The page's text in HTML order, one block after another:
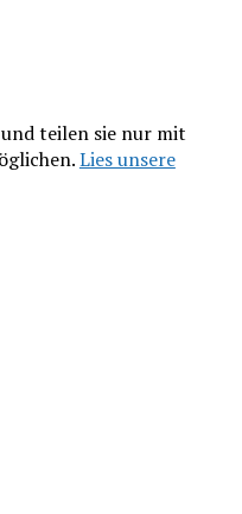
teilen sie nur mit
Lies unsere